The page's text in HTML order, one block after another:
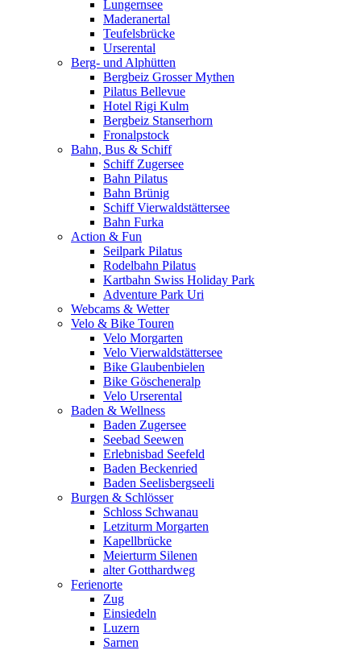
Lungernsee
Maderanertal
Teufelsbrücke
Urserental
Berg- und Alphütten
Bergbeiz Grosser Mythen
Pilatus Bellevue
Hotel Rigi Kulm
Bergbeiz Stanserhorn
Fronalpstock
Bahn, Bus & Schiff
Schiff Zugersee
Bahn Pilatus
Bahn Brünig
Schiff Vierwaldstättersee
Bahn Furka
Action & Fun
Seilpark Pilatus
Rodelbahn Pilatus
Kartbahn Swiss Holiday Park
Adventure Park Uri
Webcams & Wetter
Velo & Bike Touren
Velo Morgarten
Velo Vierwaldstättersee
Bike Glaubenbielen
Bike Göscheneralp
Velo Urserental
Baden & Wellness
Baden Zugersee
Seebad Seewen
Erlebnisbad Seefeld
Baden Beckenried
Baden Seelisbergseeli
Burgen & Schlösser
Schloss Schwanau
Letziturm Morgarten
Kapellbrücke
Meierturm Silenen
alter Gotthardweg
Ferienorte
Zug
Einsiedeln
Luzern
Sarnen